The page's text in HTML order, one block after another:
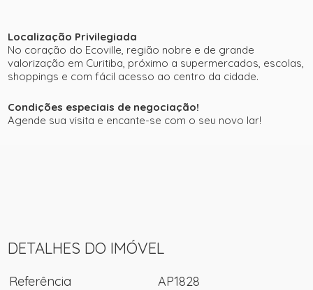
Localização Privilegiada
No coração do Ecoville, região nobre e de grande
valorização em Curitiba, próximo a supermercados, escolas,
shoppings e com fácil acesso ao centro da cidade.
Condições especiais de negociação!
Agende sua visita e encante-se com o seu novo lar!
DETALHES DO IMÓVEL
Referência
AP1828